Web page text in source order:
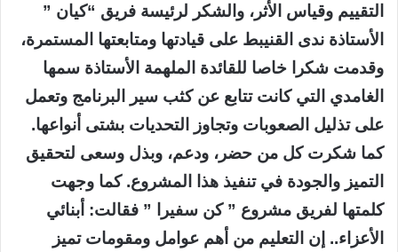
التقييم وقياس الأثر، والشكر لرئيسة فريق “كيان ”
الأستاذة ندى القنيبط على قيادتها ومتابعتها المستمرة،
وقدمت شكرا خاصا للقائدة الملهمة الأستاذة سمها
الغامدي التي كانت تتابع عن كثب سير البرنامج وتعمل
على تذليل الصعوبات وتجاوز التحديات بشتى أنواعها.
كما شكرت كل من حضر، ودعم، وبذل وسعى لتحقيق
التميز والجودة في تنفيذ هذا المشروع. كما وجهت
كلمتها لفريق مشروع ” كن سفيرا ” فقالت: أبنائي
الأعزاء.. إن التعليم من أهم عوامل ومقومات تميز